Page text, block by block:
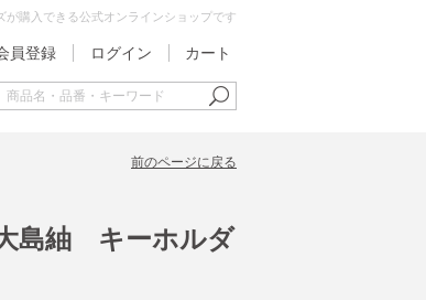
が購入できる公式オンラインショップです
員登録 ログイン カート
前のページに戻る
島紬 キーホルダ